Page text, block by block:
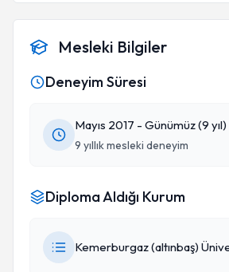
Mesleki Bilgiler
Deneyim Süresi
Mayıs 2017 - Günümüz (9 yıl)
9 yıllık mesleki deneyim
Diploma Aldığı Kurum
Kemerburgaz (altınbaş)